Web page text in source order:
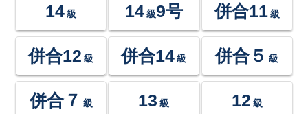
14 級 14級9号 併合11 級
併合12 級 併合14 級 併合５ 級
併合７ 級 13 級 12 級